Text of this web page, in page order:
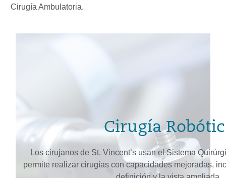
Cirugía Ambulatoria.
Cirugía
Los cirujanos de St. Vincent’s usan el Sistema
permite realizar cirugías con capacidades mejoradas,